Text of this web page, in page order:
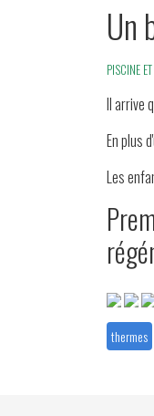
Un
PISCINE
Il arrive
En plus
Les
thermes